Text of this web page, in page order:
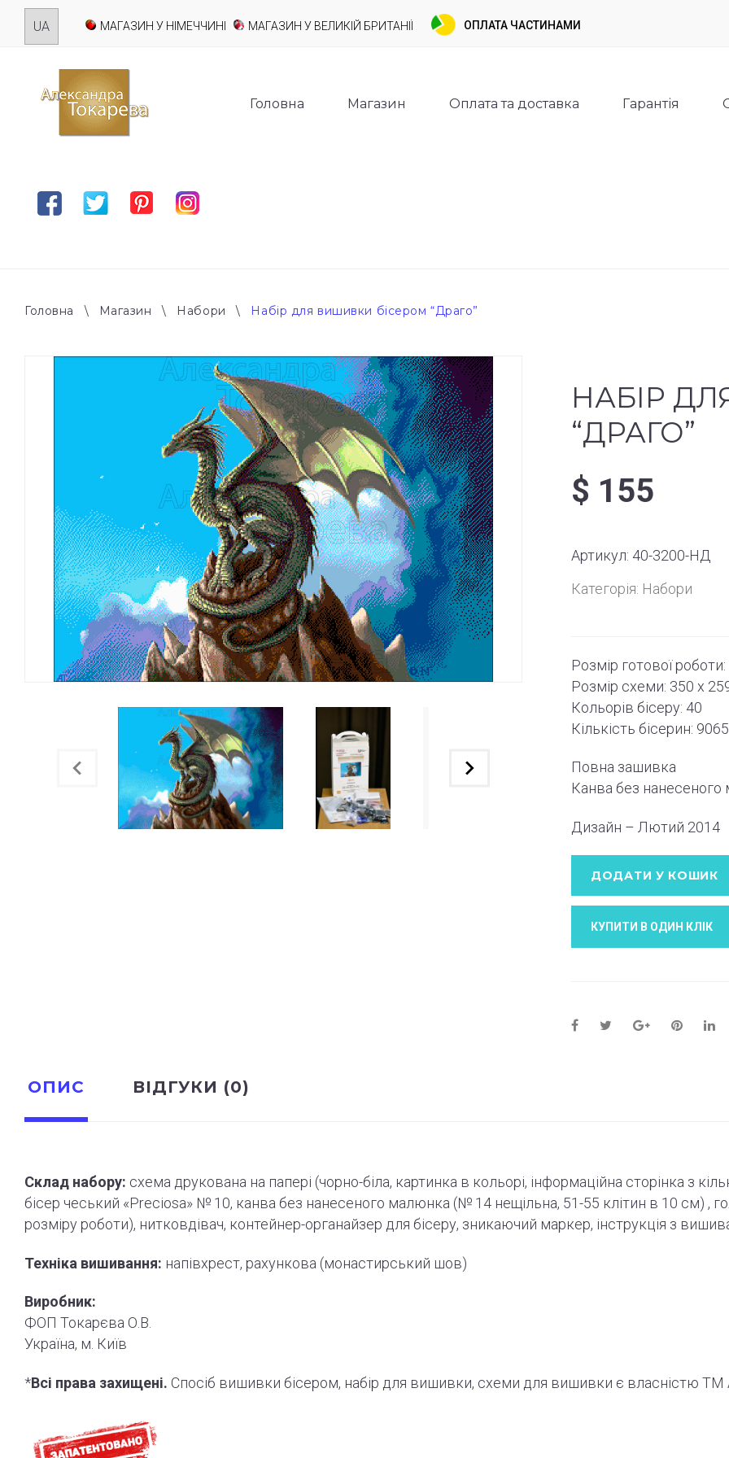
Skip
МАГАЗИН У НІМЕЧЧИНІ МАГАЗИН У ВЕЛИКІЙ БРИТАНІЇ
FacebookTwitterPinterestInstagram
Головна Магазин Оплата та доставка Гарантія
ОПЛАТА ЧАСТИНАМИ
Головна \ Магазин \ Набори \ Набір для вишивки бісером “Драго”
НАБІР
“ДРАГО”
$ 155
Артикул: 40-3200-НД
Категорія: Набори
Розмір готової роботи:
Розмір схеми: 350 x
Кольорів бісеру: 40
Кількість бісерин:
Повна зашивка
Канва без
Дизайн – Лютий 2014
ДОДАТИ У КОШИК
КУПИТИ В ОДИН КЛIК
ОПИС ВІДГУКИ (0)
Склад набору: схема друкована на папері (чорно-біла, картинка в кольорі, інформаційна сторінка з
бісер чеський «Preciosa» № 10, канва без нанесеного малюнка (№ 14 нещільна, 51-55 клітин в 10 см) ,
розміру роботи), нитковдівач, контейнер-органайзер для бісеру, зникаючий маркер, інструкція з
Техніка вишивання: напівхрест, рахункова (монастирський шов)
Виробник:
ФОП Токарєва О.В.
Україна, м. Київ
*Всі права захищені. Спосіб вишивки бісером, набір для вишивки, схеми для вишивки є власністю